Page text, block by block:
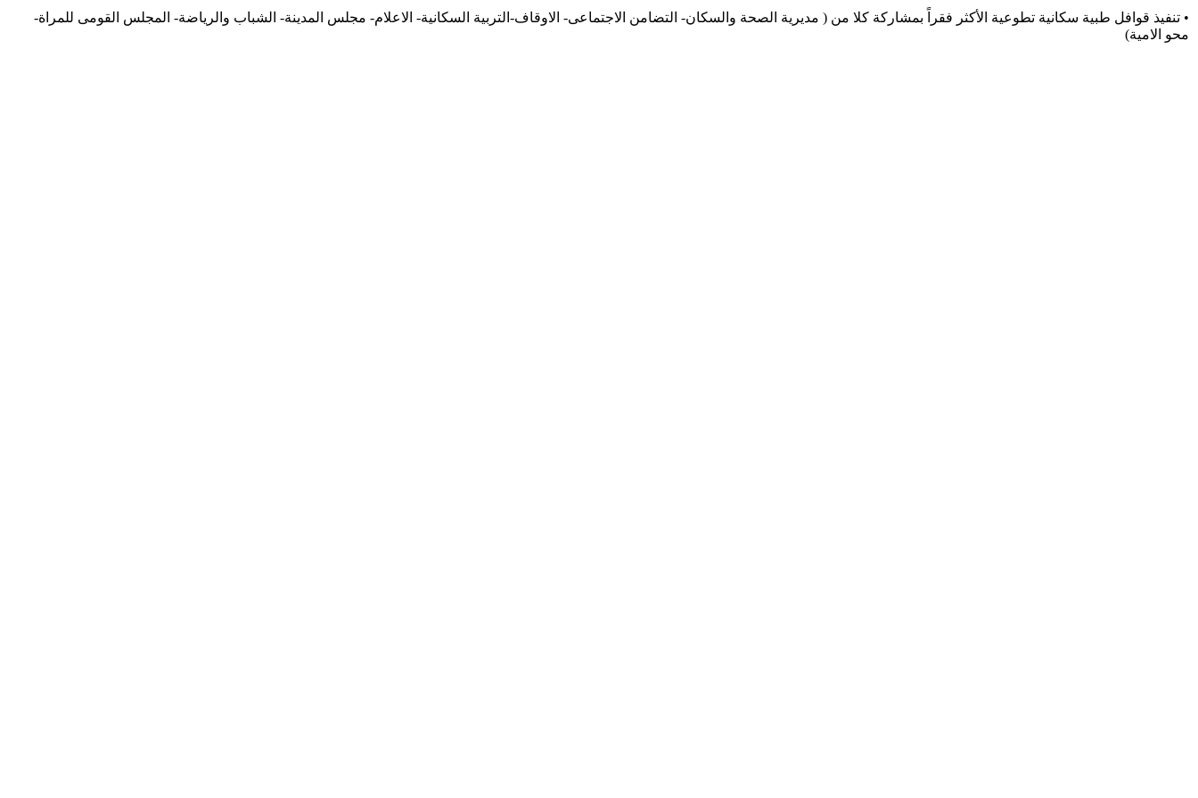
• تنفيذ قوافل طبية سكانية تطوعية الأكثر فقراً بمشاركة كلا من ( مديرية الصحة والسكان- التضامن الاجتماعى- الاوقاف-التربية السكانية- الاعلام- مجلس المدينة- الشباب والرياضة- المجلس القومى للمراة-
محو الامية)